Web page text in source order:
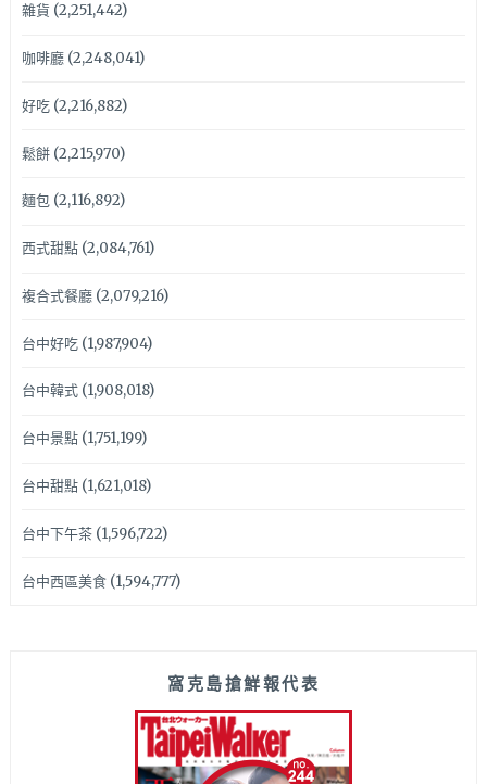
雜貨 (2,251,442)
咖啡廳(2,248,041)
好吃(2,216,882)
鬆餅(2,215,970)
麵包(2,116,892)
西式甜點(2,084,761)
複合式餐廳(2,079,216)
台中好吃(1,987,904)
台中韓式(1,908,018)
台中景點(1,751,199)
台中甜點(1,621,018)
台中下午茶(1,596,722)
台中西區美食(1,594,777)
窩克島搶鮮報代表